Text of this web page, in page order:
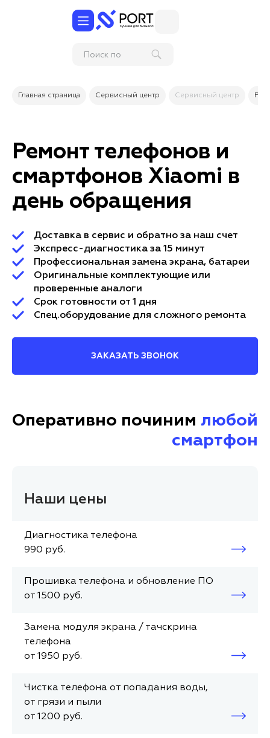
Поиск по
Главная страница Сервисный центр Сервисный центр
Ремонт телефонов и
смартфонов Xiaomi в
день обращения
Доставка в сервис и обратно за наш счет
Экспресс-диагностика за 15 минут
Профессиональная замена экрана, батареи
Оригинальные комплектующие или
проверенные аналоги
Срок готовности от 1 дня
Спец.оборудование для сложного ремонта
ЗАКАЗАТЬ ЗВОНОК
Оперативно починим любой
смартфон
Наши цены
Диагностика телефона
990 руб.
Прошивка телефона и обновление ПО
от 1500 руб.
Замена модуля экрана / тачскрина
телефона
от 1950 руб.
Чистка телефона от попадания воды,
от грязи и пыли
от 1200 руб.